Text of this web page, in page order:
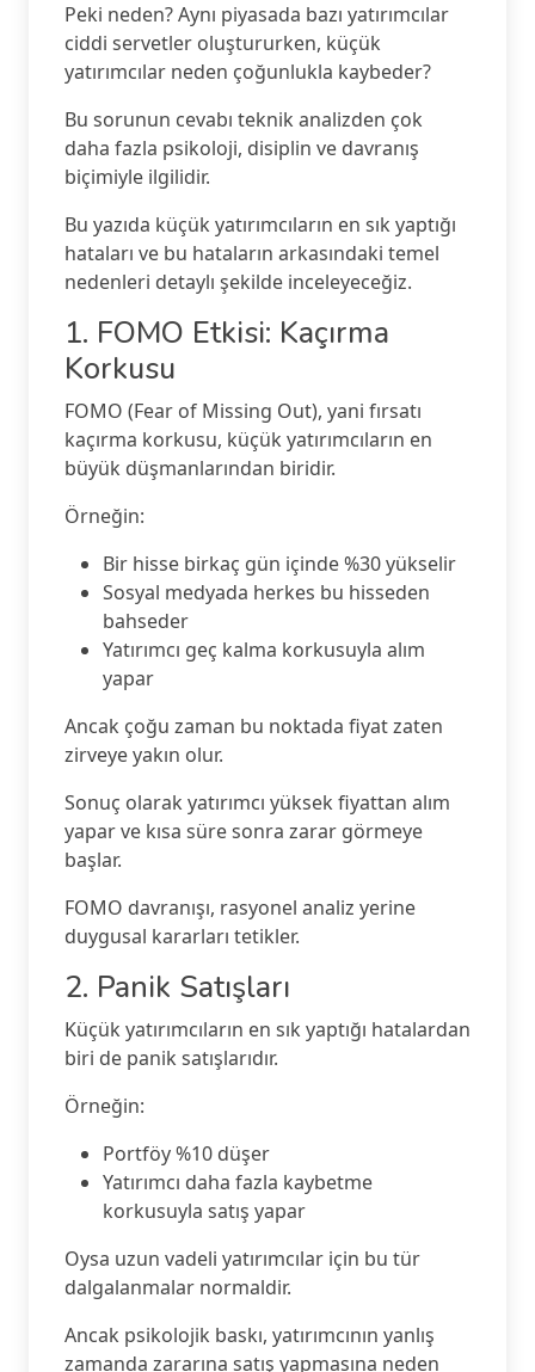
Peki neden? Aynı piyasada bazı yatırımcılar
ciddi servetler oluştururken, küçük
yatırımcılar neden çoğunlukla kaybeder?
Bu sorunun cevabı teknik analizden çok
daha fazla psikoloji, disiplin ve davranış
biçimiyle ilgilidir.
Bu yazıda küçük yatırımcıların en sık yaptığı
hataları ve bu hataların arkasındaki temel
nedenleri detaylı şekilde inceleyeceğiz.
1. FOMO Etkisi: Kaçırma
Korkusu
FOMO (Fear of Missing Out), yani fırsatı
kaçırma korkusu, küçük yatırımcıların en
büyük düşmanlarından biridir.
Örneğin:
Bir hisse birkaç gün içinde %30 yükselir
Sosyal medyada herkes bu hisseden
bahseder
Yatırımcı geç kalma korkusuyla alım
yapar
Ancak çoğu zaman bu noktada fiyat zaten
zirveye yakın olur.
Sonuç olarak yatırımcı yüksek fiyattan alım
yapar ve kısa süre sonra zarar görmeye
başlar.
FOMO davranışı, rasyonel analiz yerine
duygusal kararları tetikler.
2. Panik Satışları
Küçük yatırımcıların en sık yaptığı hatalardan
biri de panik satışlarıdır.
Örneğin:
Portföy %10 düşer
Yatırımcı daha fazla kaybetme
korkusuyla satış yapar
Oysa uzun vadeli yatırımcılar için bu tür
dalgalanmalar normaldir.
Ancak psikolojik baskı, yatırımcının yanlış
zamanda zararına satış yapmasına neden